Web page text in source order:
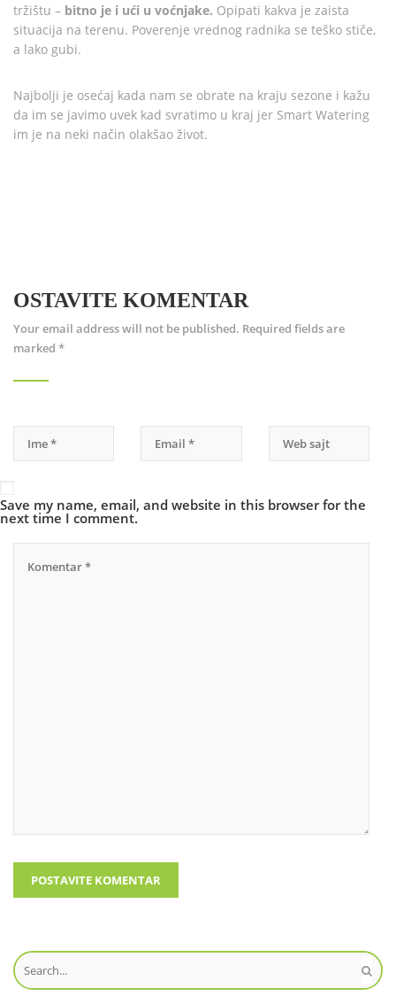
tržištu – bitno je i ući u voćnjake. Opipati kakva je zaista
situacija na terenu. Poverenje vrednog radnika se teško stiče,
a lako gubi.
Najbolji je osećaj kada nam se obrate na kraju sezone i kažu
da im se javimo uvek kad svratimo u kraj jer Smart Watering
im je na neki način olakšao život.
OSTAVITE KOMENTAR
Your email address will not be published. Required fields are
marked *
Save my name, email, and website in this browser for the
next time I comment.